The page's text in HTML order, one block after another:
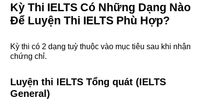
Kỳ Thi IELTS Có Những Dạng Nào
Để Luyện Thi IELTS Phù Hợp?
Kỳ thi có 2 dạng tuỳ thuộc vào mục tiêu sau khi nhận
chứng chỉ.
Luyện thi IELTS Tổng quát (IELTS
General)